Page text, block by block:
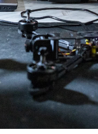
37 бригади
2025 року. Андрій